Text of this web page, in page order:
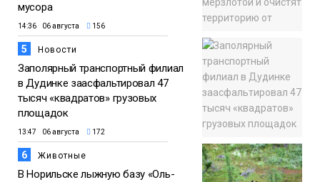
мусора
14:36 06 августа 156
5 Новости
Заполярный транспортный филиал
в Дудинке заасфальтировал 47
тысяч «квадратов» грузовых
площадок
13:47 06 августа 172
6 Животные
В Норильске лыжную базу «Оль-